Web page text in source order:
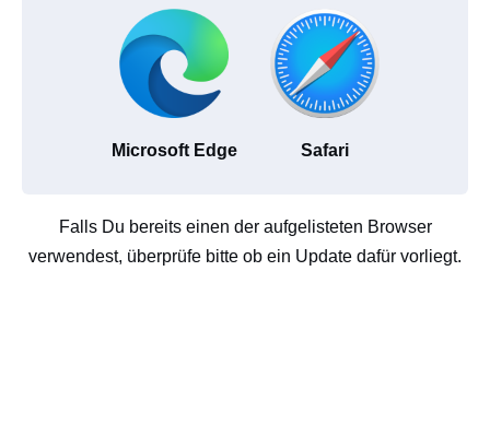
Microsoft Edge Safari
Falls Du bereits einen der aufgelisteten Browser
verwendest, überprüfe bitte ob ein Update dafür vorliegt.